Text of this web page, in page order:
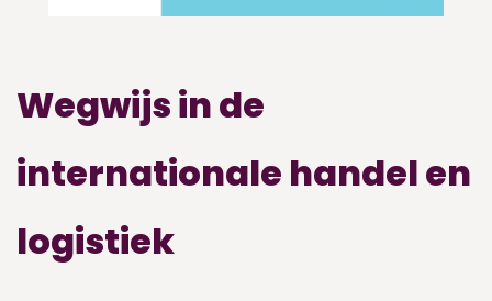
Wegwijs in de
internationale handel en
logistiek